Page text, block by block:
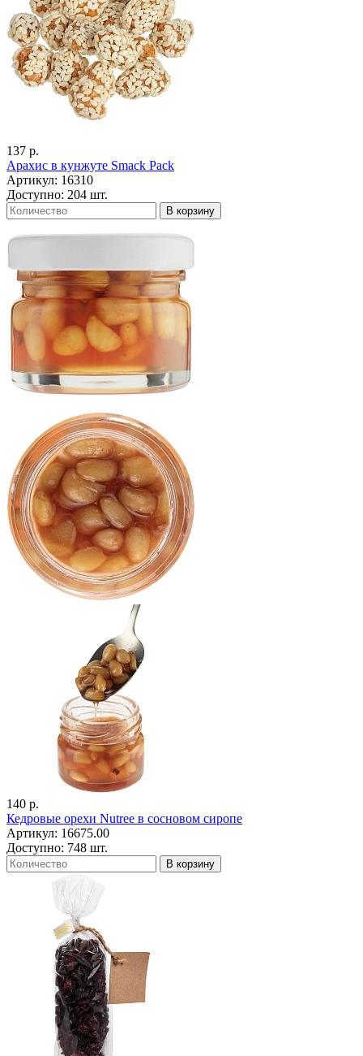
137 р.
Арахис в кунжуте Smack Pack
Артикул: 16310
Доступно: 204 шт.
В корзину
140 р.
Кедровые орехи Nutree в сосновом сиропе
Артикул: 16675.00
Доступно: 748 шт.
В корзину